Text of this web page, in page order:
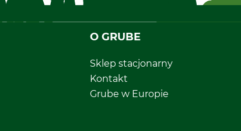
O GRUBE
Sklep stacjonarny
Kontakt
Grube w Europie